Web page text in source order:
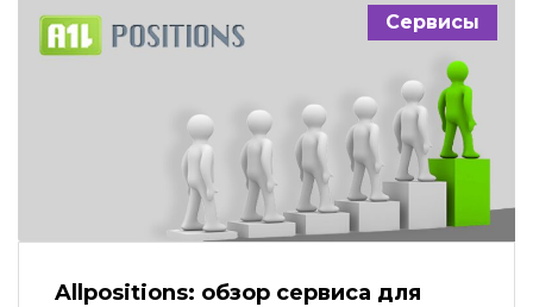
десятков других и каких затрат стоит
продвижение сайтов…
Сервисы
Allpositions: обзор сервиса для